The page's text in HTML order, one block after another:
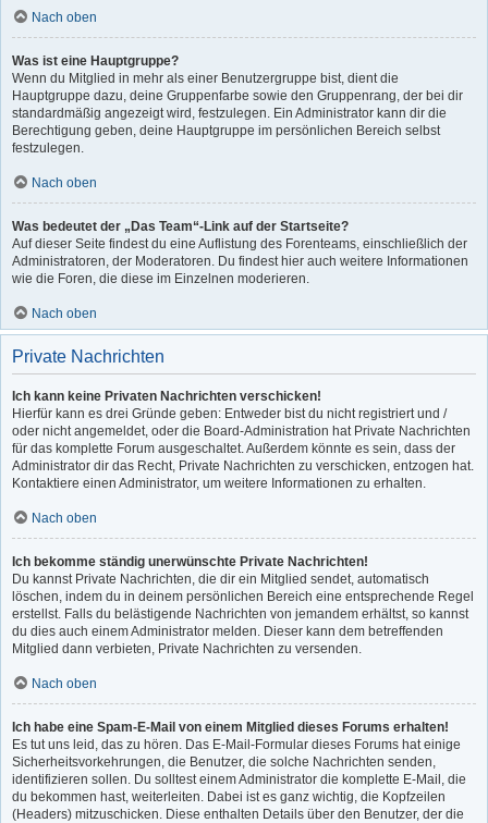
Nach oben
Was ist eine Hauptgruppe?
Wenn du Mitglied in mehr als einer Benutzergruppe bist, dient die
Hauptgruppe dazu, deine Gruppenfarbe sowie den Gruppenrang, der bei dir
standardmäßig angezeigt wird, festzulegen. Ein Administrator kann dir die
Berechtigung geben, deine Hauptgruppe im persönlichen Bereich selbst
festzulegen.
Nach oben
Was bedeutet der „Das Team“-Link auf der Startseite?
Auf dieser Seite findest du eine Auflistung des Forenteams, einschließlich der
Administratoren, der Moderatoren. Du findest hier auch weitere Informationen
wie die Foren, die diese im Einzelnen moderieren.
Nach oben
Private Nachrichten
Ich kann keine Privaten Nachrichten verschicken!
Hierfür kann es drei Gründe geben: Entweder bist du nicht registriert und /
oder nicht angemeldet, oder die Board-Administration hat Private Nachrichten
für das komplette Forum ausgeschaltet. Außerdem könnte es sein, dass der
Administrator dir das Recht, Private Nachrichten zu verschicken, entzogen hat.
Kontaktiere einen Administrator, um weitere Informationen zu erhalten.
Nach oben
Ich bekomme ständig unerwünschte Private Nachrichten!
Du kannst Private Nachrichten, die dir ein Mitglied sendet, automatisch
löschen, indem du in deinem persönlichen Bereich eine entsprechende Regel
erstellst. Falls du belästigende Nachrichten von jemandem erhältst, so kannst
du dies auch einem Administrator melden. Dieser kann dem betreffenden
Mitglied dann verbieten, Private Nachrichten zu versenden.
Nach oben
Ich habe eine Spam-E-Mail von einem Mitglied dieses Forums erhalten!
Es tut uns leid, das zu hören. Das E-Mail-Formular dieses Forums hat einige
Sicherheitsvorkehrungen, die Benutzer, die solche Nachrichten senden,
identifizieren sollen. Du solltest einem Administrator die komplette E-Mail, die
du bekommen hast, weiterleiten. Dabei ist es ganz wichtig, die Kopfzeilen
(Headers) mitzuschicken. Diese enthalten Details über den Benutzer, der die